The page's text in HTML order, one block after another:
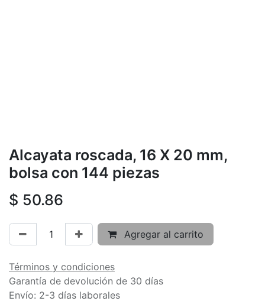
Alcayata roscada, 16 X 20 mm,
bolsa con 144 piezas
$ 50.86
Agregar al carrito
Términos y condiciones
Garantía de devolución de 30 días
Envío: 2-3 días laborales